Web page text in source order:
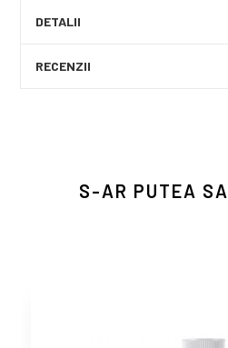
DETALII
RECENZII
S-AR PUTEA